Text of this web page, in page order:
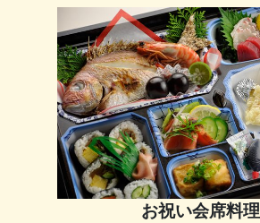
お祝い会席料理